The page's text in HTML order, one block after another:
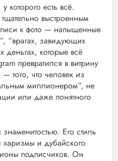
которого есть всё.
выстроенным
к фото — напыщенные
“врагах, завидующих
деньгах, которые всё
превратился в витрину
того, что человек из
миллионером”, не
или даже понятного
Его стиль
и дубайского
подписчиков. Он